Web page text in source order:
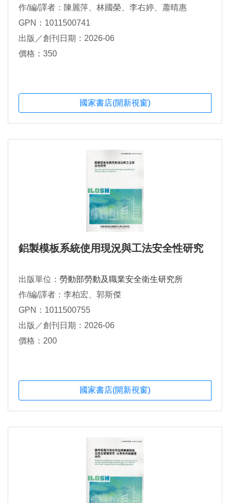
作/編/譯者：陳麗萍、林國榮、李右婷、蕭晴惠
GPN：1011500741
出版／創刊日期：2026-06
價格：350
國家書店(開新視窗)
鋁製模板系統使用現況與工法安全性研究
出版單位： 勞動部勞動及職業安全衛生研究所
作/編/譯者：李柏宏、郭斯傑
GPN：1011500755
出版／創刊日期：2026-06
價格：200
國家書店(開新視窗)